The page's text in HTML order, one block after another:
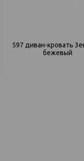
597 диван-кровать
бежевый